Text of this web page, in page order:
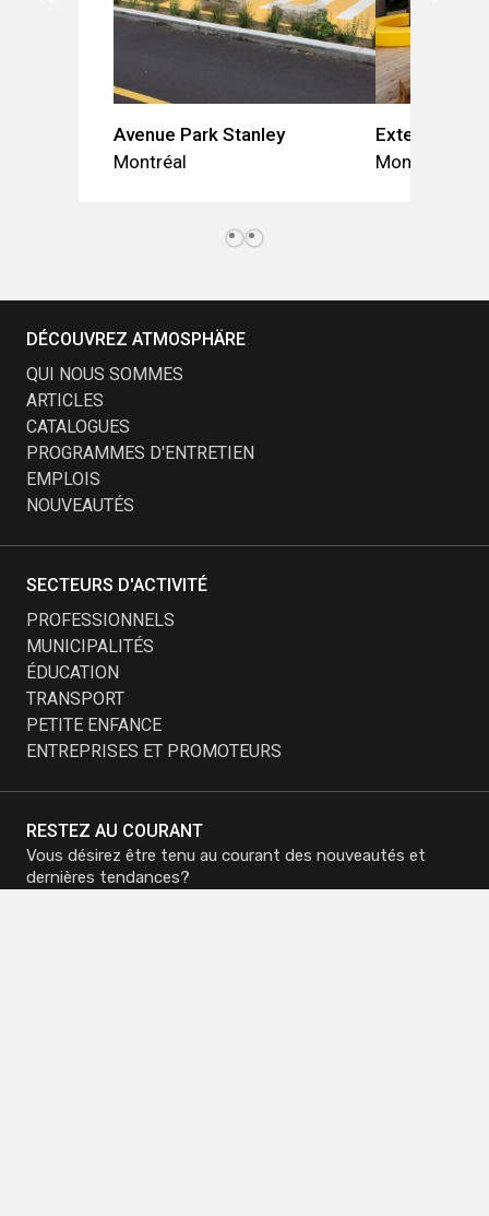
Avenue Park Stanley
Montréal
Externat
Montréal
RESTEZ AU COURANT
Vous désirez être tenu au courant des nouveautés et
dernières tendances?
DÉCOUVREZ ATMOSPHÄRE
QUI NOUS SOMMES
ARTICLES
CATALOGUES
PROGRAMMES D'ENTRETIEN
EMPLOIS
NOUVEAUTÉS
SECTEURS D'ACTIVITÉ
PROFESSIONNELS
MUNICIPALITÉS
ÉDUCATION
TRANSPORT
PETITE ENFANCE
ENTREPRISES ET PROMOTEURS